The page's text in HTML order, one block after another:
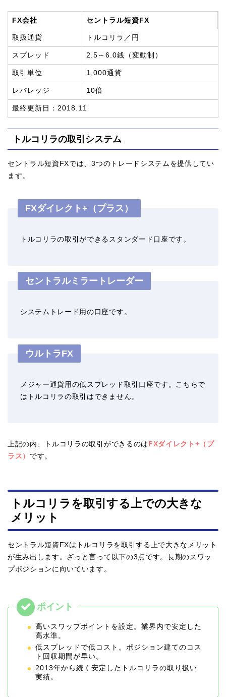
FX会社 セントラル短資FX
取扱通貨 トルコリラ／円
スプレッド 2.5～6.0銭（変動制）
取引単位 1,000通貨
レバレッジ 10倍
最終更新日：2018.11
トルコリラの取引システム
セントラル短資FXでは、3つのトレードシステムを提供してい
ます。
FXダイレクト+（プラス）
トルコリラの取引ができるスタンダード口座です。
セントラルミラートレーダー
システムトレード用の口座です。
ウルトラFX
メジャー通貨用の低スプレッド取引口座です。こちらで
はトルコリラの取引はできません。
上記の内、トルコリラの取引ができるのは FXダイレクト+（プ
ラス） です。
トルコリラを取引する上での大きな
メリット
セントラル短資FXはトルコリラを取引する上で大きなメリット
が生み出します。ざっと言って以下の3点です。長期のスワッ
プポジションに向いています。
高いスワップポイントを設定。業界内で安定した
高水準。
低スプレッドで低コスト。ポジション建てのコス
ト回収期間が早い。
2013年から続く安定したトルコリラの取り扱い
実績。